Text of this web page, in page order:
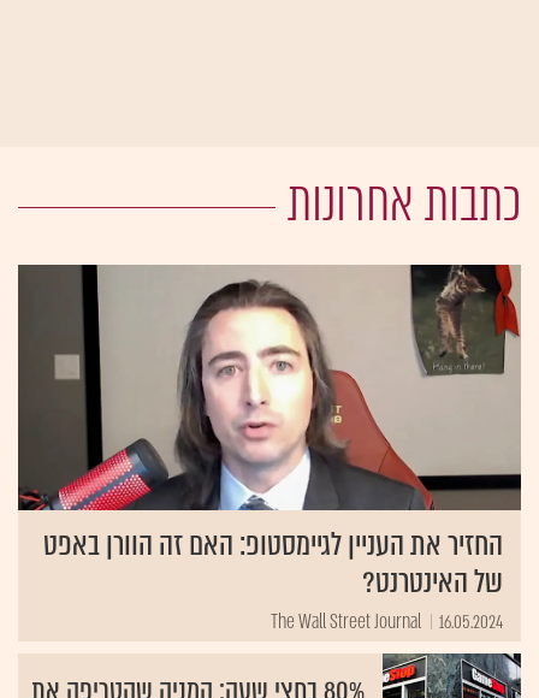
כתבות אחרונות
החזיר את העניין לגיימסטופ: האם זה הוורן באפט
של האינטרנט?
16.05.2024
The Wall Street Journal